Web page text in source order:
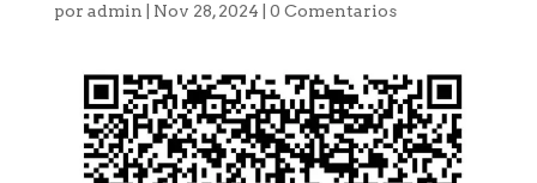
por admin Nov 28, 2024 0 Comentarios